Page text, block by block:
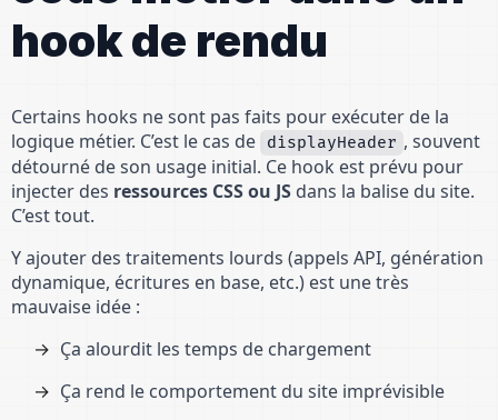
hook de rendu
Certains hooks ne sont pas faits pour exécuter de la
logique métier. C’est le cas de
displayHeader , souvent
détourné de son usage initial. Ce hook est prévu pour
injecter des ressources CSS ou JS dans la balise du site.
C’est tout.
Y ajouter des traitements lourds (appels API, génération
dynamique, écritures en base, etc.) est une très
mauvaise idée :
Ça alourdit les temps de chargement
Ça rend le comportement du site imprévisible